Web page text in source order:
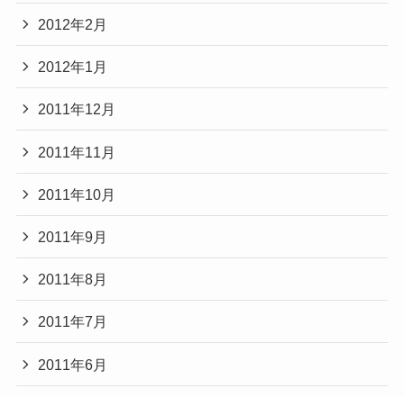
2012年2月
2012年1月
2011年12月
2011年11月
2011年10月
2011年9月
2011年8月
2011年7月
2011年6月